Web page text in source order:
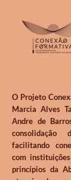
O Projeto
Marcia Alves
Andre de
consolidação
facilitando
com
princípios da